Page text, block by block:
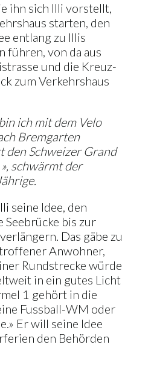
ihn sich Illi vorstellt,
starten, den
entlang zu Illis
führen, von da aus
und die Kreuz­
zum Verkehrs­haus
ich mit dem Velo
Brem­garten
den Schweizer Grand
schwärmt der
seine Idee, den
Seebrücke bis zur
Das gäbe zu
Anwohner,
Rundstrecke würde
in ein gu­tes Licht
1 gehört in die
Fussball-WM oder
Er will seine Idee
den Behörden